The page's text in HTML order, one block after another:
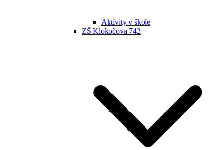
Aktivity v škole
ZŠ Klokočova 742